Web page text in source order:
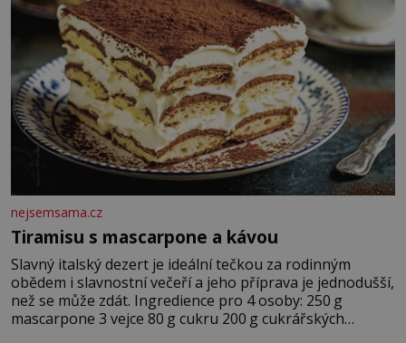
nejsemsama.cz
Tiramisu s mascarpone a kávou
Slavný italský dezert je ideální tečkou za rodinným
obědem i slavnostní večeří a jeho příprava je jednodušší,
než se může zdát. Ingredience pro 4 osoby: 250 g
mascarpone 3 vejce 80 g cukru 200 g cukrářských